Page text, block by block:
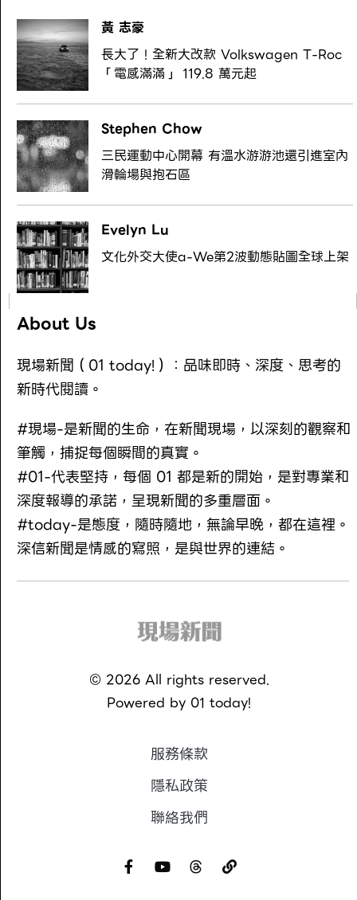
黃 志豪
長大了！全新大改款 Volkswagen T-Roc
「電感滿滿」 119.8 萬元起
Stephen Chow
三民運動中心開幕 有溫水游游池還引進室內
滑輪場與抱石區
Evelyn Lu
文化外交大使a-We第2波動態貼圖全球上架
About Us
現場新聞（01 today!）：品味即時、深度、思考的
新時代閱讀。
#現場-是新聞的生命，在新聞現場，以深刻的觀察和
筆觸，捕捉每個瞬間的真實。
#01-代表堅持，每個 01 都是新的開始，是對專業和
深度報導的承諾，呈現新聞的多重層面。
#today-是態度，隨時隨地，無論早晚，都在這裡。
深信新聞是情感的寫照，是與世界的連結。
© 2026All rights reserved.
Powered by 01 today!
服務條款
隱私政策
聯絡我們